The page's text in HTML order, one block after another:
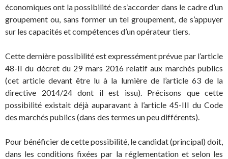
économiques ont la possibilité de s’accorder dans le cadre d’un
groupement ou, sans former un tel groupement, de s’appuyer
sur les capacités et compétences d’un opérateur tiers.
Cette dernière possibilité est expressément prévue par l’article
48-II du décret du 29 mars 2016 relatif aux marchés publics
(cet article devant être lu à la lumière de l’article 63 de la
directive 2014/24 dont il est issu). Précisons que cette
possibilité existait déjà auparavant à l’article 45-III du Code
des marchés publics (dans des termes un peu différents).
Pour bénéficier de cette possibilité, le candidat (principal) doit,
dans les conditions fixées par la réglementation et selon les